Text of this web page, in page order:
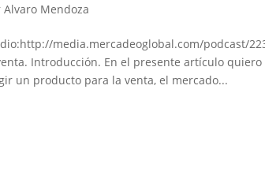
Alvaro Mendoza
media.mercadeoglobal.com/podcast/
Introducción. En el presente artículo
un producto para la venta, el mercado...